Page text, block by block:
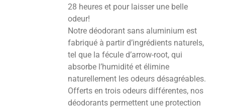
28 heures et pour laisser une belle
odeur!
Notre déodorant sans aluminium est
fabriqué à partir d’ingrédients naturels,
tel que la fécule d’arrow-root, qui
absorbe l’humidité et élimine
naturellement les odeurs désagréables.
Offerts en trois odeurs différentes, nos
déodorants permettent une protection